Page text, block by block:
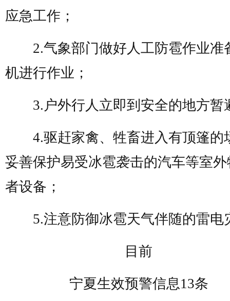
应急工作；
2.气象部门做好人工防雹作业准
机进行作业；
3.户外行人立即到安全的地方暂
4.驱赶家禽、牲畜进入有顶篷的
妥善保护易受冰雹袭击的汽车等室
者设备；
5.注意防御冰雹天气伴随的雷电
目前
宁夏生效预警信息13条